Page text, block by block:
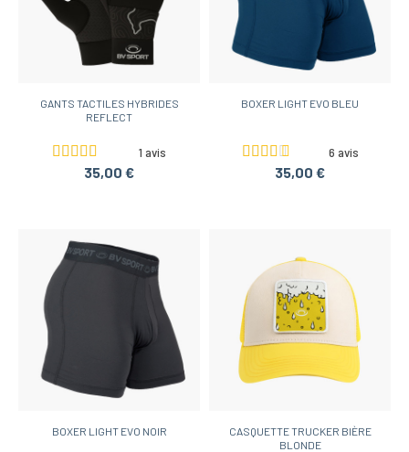
GANTS TACTILES HYBRIDES
REFLECT
1 avis
35,00 €
BOXER LIGHT EVO BLEU
6 avis
35,00 €
BOXER LIGHT EVO NOIR
CASQUETTE TRUCKER BIÈRE
BLONDE